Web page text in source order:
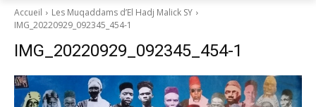
Accueil
Les Muqaddams d’El Hadj Malick SY
IMG_20220929_092345_454-1
IMG_20220929_092345_454-1